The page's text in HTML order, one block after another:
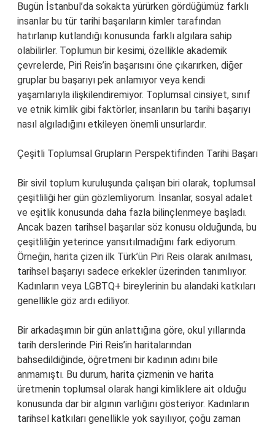
Bugün İstanbul’da sokakta yürürken gördüğümüz farklı
insanlar bu tür tarihi başarıların kimler tarafından
hatırlanıp kutlandığı konusunda farklı algılara sahip
olabilirler. Toplumun bir kesimi, özellikle akademik
çevrelerde, Piri Reis’in başarısını öne çıkarırken, diğer
gruplar bu başarıyı pek anlamıyor veya kendi
yaşamlarıyla ilişkilendiremiyor. Toplumsal cinsiyet, sınıf
ve etnik kimlik gibi faktörler, insanların bu tarihi başarıyı
nasıl algıladığını etkileyen önemli unsurlardır.
Çeşitli Toplumsal Grupların Perspektifinden Tarihi Başarı
Bir sivil toplum kuruluşunda çalışan biri olarak, toplumsal
çeşitliliği her gün gözlemliyorum. İnsanlar, sosyal adalet
ve eşitlik konusunda daha fazla bilinçlenmeye başladı.
Ancak bazen tarihsel başarılar söz konusu olduğunda, bu
çeşitliliğin yeterince yansıtılmadığını fark ediyorum.
Örneğin, harita çizen ilk Türk’ün Piri Reis olarak anılması,
tarihsel başarıyı sadece erkekler üzerinden tanımlıyor.
Kadınların veya LGBTQ+ bireylerinin bu alandaki katkıları
genellikle göz ardı ediliyor.
Bir arkadaşımın bir gün anlattığına göre, okul yıllarında
tarih derslerinde Piri Reis’in haritalarından
bahsedildiğinde, öğretmeni bir kadının adını bile
anmamıştı. Bu durum, harita çizmenin ve harita
üretmenin toplumsal olarak hangi kimliklere ait olduğu
konusunda dar bir algının varlığını gösteriyor. Kadınların
tarihsel katkıları genellikle yok sayılıyor, çoğu zaman